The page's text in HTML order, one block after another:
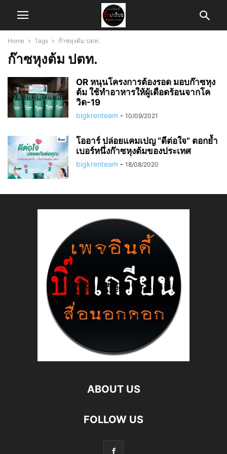
Home Tags ก๊าซหุงต้ม ปตท.
ก๊าซหุงต้ม ปตท.
OR หนุนโครงการต้องรอด มอบก๊าซหุง
ต้ม ใช้ทำอาหารให้ผู้เดือดร้อนจากโค
วิด-19
bigkrenteam - 10/09/2021
โออาร์ ปล่อยแคมเปญ “ดีต่อใจ” ตอกย้ำ
เบอร์หนึ่งก๊าซหุงต้มของประเทศ
bigkrenteam - 18/08/2020
ABOUT US
FOLLOW US